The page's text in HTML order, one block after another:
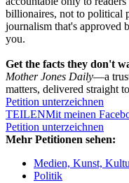
billionaires, not to political
journalism that's approved
you.
Get the facts they don't
Mother Jones Daily—a
matters, delivered straight
Petition unterzeichnen
TEILENMit meinen
Petition unterzeichnen
Mehr Petitionen sehen:
Medien, Kunst,
Politik